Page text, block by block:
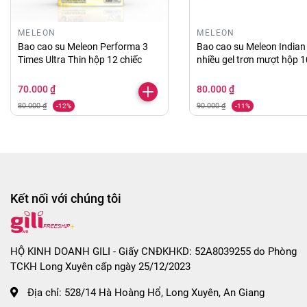
- Thắt nút miệng bao và bỏ vào thùng rác.
CHÍNH SÁCH ĐỔI TRẢ - BẢO HÀNH:
- Sản phẩm bị lỗi do nhà sản xuất.
- Sản phẩm chưa sử dụng, chưa tháo tem và còn
MỘT SỐ TIP KHI DÙNG BAO CAO SU KÉO DÀI THỜI
GIAN:
- Để đạt hiệu quả chống xuất tinh sớm cao nhất, khi
mang bao cao su vào dương vật, bạn hãy xoa đều
đầu bao và đợi ít nhất 1-2 phút. Để tinh chất chống
MELEON
Bao cao su Meleon Performa 3
Times Ultra Thin hộp 12 chiếc
70.000 ₫
80.000 ₫ -12%
MELEON
Bao cao su Meleon
nhiều gel trơn mượt hộp
80.000 ₫
90.000 ₫ -11%
Kết nối với chúng tôi
HỘ KINH DOANH GILI - Giấy CNĐKHKD: 52A8039255 do Phòng
TCKH Long Xuyên cấp ngày 25/12/2023
Địa chỉ: 528/14 Hà Hoàng Hổ, Long Xuyên, An Giang